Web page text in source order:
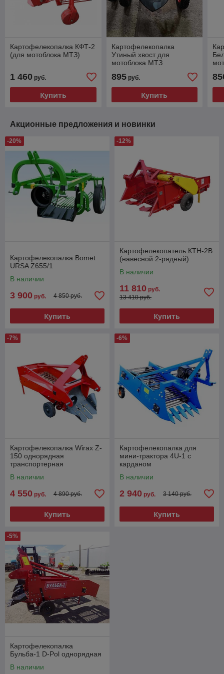
Картофелекопалка КФТ-2
(для мотоблока МТЗ)
1 460 руб.
Купить
Картофелекопалка
Утиный хвост для
мотоблока МТЗ
895руб.
Купить
Акционные предложения и новинки
-20%
Картофелекопалка Bomet
URSA Z655/1
В наличии
3 900 руб. 4 850 руб.
Купить
-12%
Картофелекопатель КТН-2В
(навесной 2-рядный)
В наличии
11 810 руб.
13 410 руб.
Купить
-7%
Картофелекопалка Wirax Z-
150 однорядная
транспортерная
В наличии
4 550 руб. 4 890 руб.
Купить
-6%
Картофелекопалка для
мини-трактора 4U-1 с
карданом
В наличии
2 940 руб. 3 140 руб.
Купить
-5%
Картофелекопалка
Бульба-1 D-Pol однорядная
В наличии